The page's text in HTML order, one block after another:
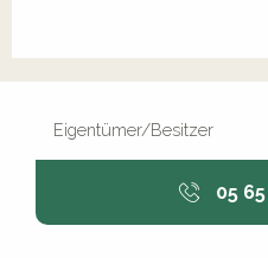
Eigentümer/Besitzer
05